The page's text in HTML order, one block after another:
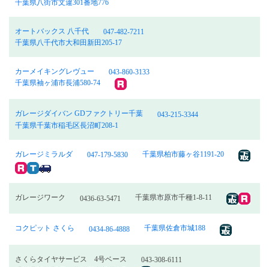
千葉県八街市文違301番地776
オートバックス 八千代
047-482-7211
千葉県八千代市大和田新田205-17
カーメイキングレヴュー
043-860-3133
千葉県袖ヶ浦市長浦580-74
ガレージダイバン GDファクトリー千葉
043-215-3344
千葉県千葉市稲毛区長沼町208-1
ガレージミラルダ 047-179-5830 千葉県柏市藤ヶ谷1191-20
ガレージワーク 0436-63-5471 千葉県市原市千種1-8-11
コクピット さくら 0434-86-4888 千葉県佐倉市城188
さくらタイヤサービス 4号ベース
043-308-6111